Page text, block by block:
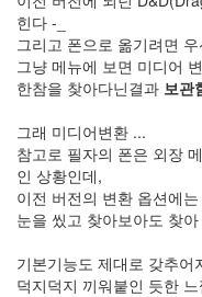
힌다 -_
그리고 폰으로 옮기려면
그냥 메뉴에 보면 미디어
한참을 찾아다닌결과 보관
그래 미디어변환 ...
참고로 필자의 폰은 외장
인 상황인데,
이전 버전의 변환 옵션에는
눈을 씼고 찾아보아도 찾
기본기능도 제대로 갖추어
덕지덕지 끼워붙인 듯한
도
우
5
Java
C,C++
6
Assembly
1
PHP
HTML,JS
3